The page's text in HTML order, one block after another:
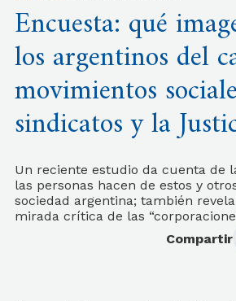
Encuesta: qué
los argentinos del
movimientos
sindicatos y la
Un reciente estudio da cuenta de
las personas hacen de estos y
sociedad argentina; también
mirada crítica de las
Compartir